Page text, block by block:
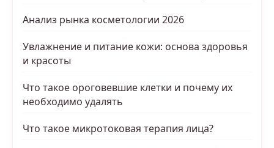
Анализ рынка косметологии 2026
Увлажнение и питание кожи: основа здоровья
и красоты
Что такое ороговевшие клетки и почему их
необходимо удалять
Что такое микротоковая терапия лица?